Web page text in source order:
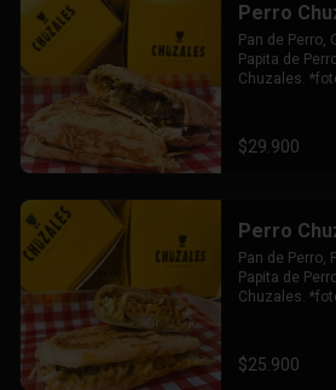
Perro
Pan de Perro,
Papita de
Chuzales.
$29.900
Perro
Pan de Perro,
Papita de
Chuzales.
$25.900